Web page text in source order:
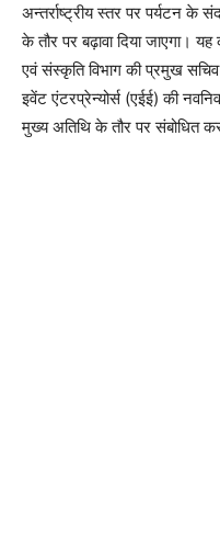
अन्तर्राष्ट्रीय स्तर पर पर्यटन के
के तौर पर बढ़ावा दिया जाएगा।
एवं संस्कृति विभाग की प्रमुख
इवेंट एंटरप्रेन्योर्स (एईई) की
मुख्य अतिथि के तौर पर संबोधित